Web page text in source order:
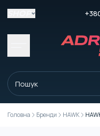
Головна Бренди HAWK